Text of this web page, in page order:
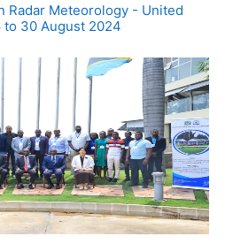
Radar Meteorology - United
to 30 August 2024